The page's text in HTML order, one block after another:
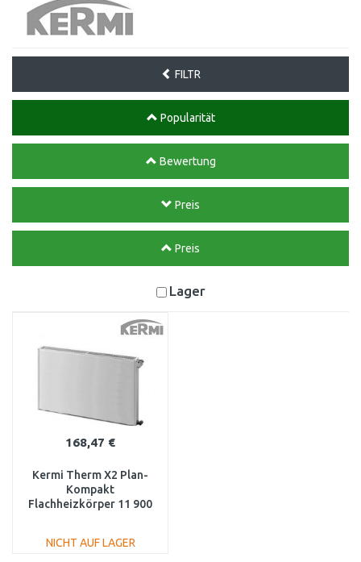
FILTR
Popularität
Bewertung
Preis
Preis
Lager
168,47 €
Kermi Therm X2 Plan-
Kompakt
Flachheizkörper 11 900
NICHT AUF LAGER